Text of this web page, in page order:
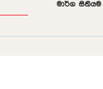
මාර්ග සිතියම